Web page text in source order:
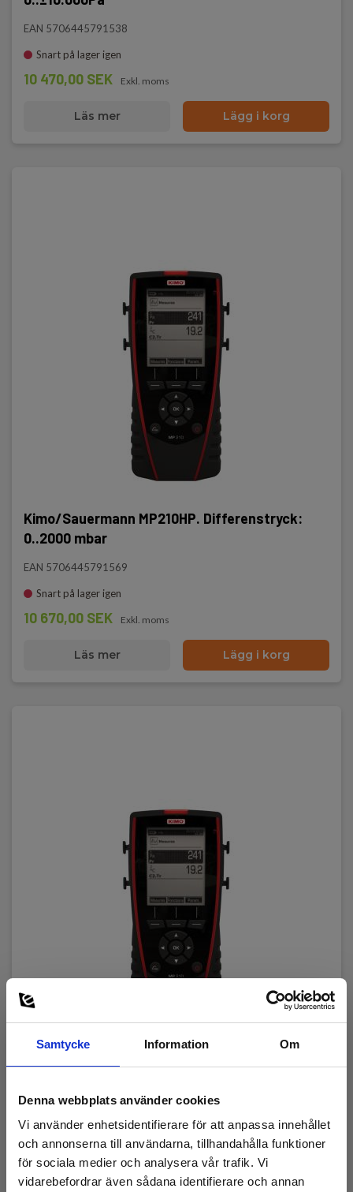
Samtycke Information Om
Denna webbplats använder cookies
Vi använder enhetsidentifierare för att anpassa innehållet
och annonserna till användarna, tillhandahålla funktioner
för sociala medier och analysera vår trafik. Vi
vidarebefordrar även sådana identifierare och annan
EAN 5706445791538
Snart på lager igen
10 470,00 SEK Exkl. moms
Läs mer Lägg i korg
Kimo/Sauermann MP210HP. Differenstryck:
0..2000 mbar
EAN 5706445791569
Snart på lager igen
10 670,00 SEK Exkl. moms
Läs mer Lägg i korg
EAN 5706445790197
E-NR 4204115
På lager
11 895,00 SEK Exkl. moms